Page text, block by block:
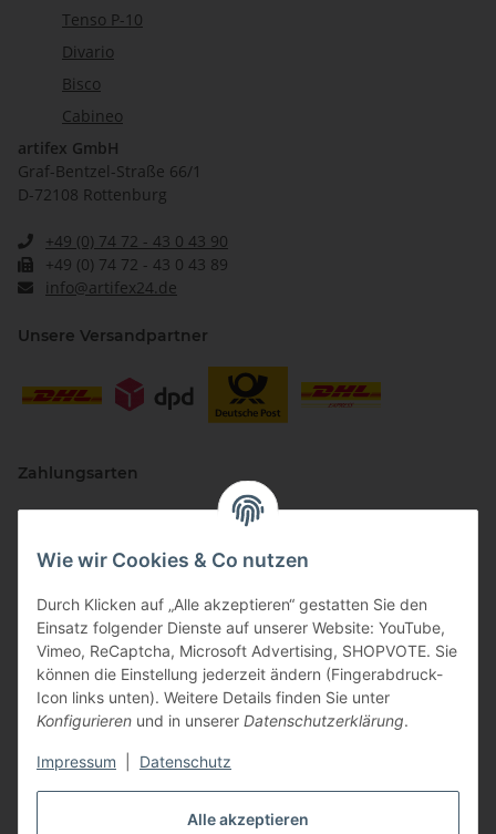
Alle akzeptieren
Wie wir Cookies & Co nutzen
Durch Klicken auf „Alle akzeptieren“ gestatten Sie den
Einsatz folgender Dienste auf unserer Website: YouTube,
Vimeo, ReCaptcha, Microsoft Advertising, SHOPVOTE. Sie
können die Einstellung jederzeit ändern (Fingerabdruck-
Icon links unten). Weitere Details finden Sie unter
Konfigurieren und in unserer Datenschutzerklärung.
Impressum Datenschutz
Tenso P-10
Divario
Bisco
Cabineo
artifex GmbH
Graf-Bentzel-Straße 66/1
D-72108 Rottenburg
+49 (0) 74 72 - 43 0 43 90
+49 (0) 74 72 - 43 0 43 89
info@artifex24.de
Unsere Versandpartner
Zahlungsarten
Vertriebspartner